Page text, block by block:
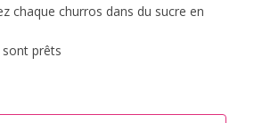
chaque churros dans du sucre en
prêts